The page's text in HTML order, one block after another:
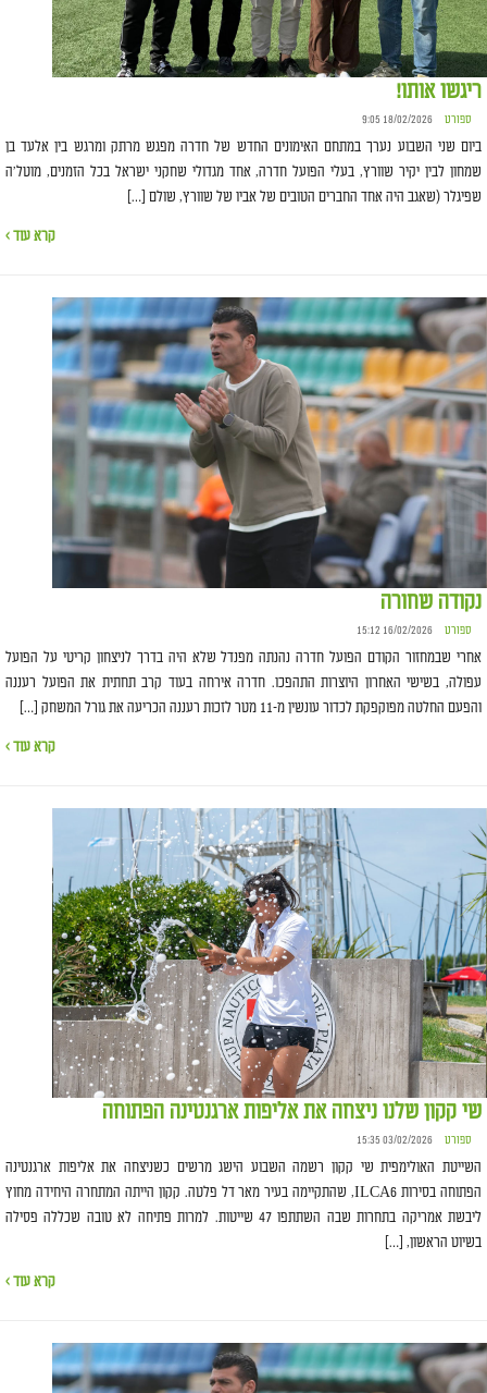
ריגשו אותו!
ספורט 18/02/2026 9:05
ביום שני השבוע נערך במתחם האימונים החדש של חדרה מפגש מרתק ומרגש בין אלעד בן
שמחון לבין יקיר שוורץ, בעלי הפועל חדרה, אחד מגדולי שחקני ישראל בכל הזמנים, מוטל'ה
שפיגלר (שאגב היה אחד החברים הטובים של אביו של שוורץ, שולם […]
קרא עוד ›
נקודה שחורה
ספורט 16/02/2026 15:12
אחרי שבמחזור הקודם הפועל חדרה נהנתה מפנדל שלא היה בדרך לניצחון קריטי על הפועל
עפולה, בשישי האחרון היוצרות התהפכו. חדרה אירחה בעוד קרב תחתית את הפועל רעננה
והפעם החלטה מפוקפקת לכדור עונשין מ-11 מטר לזכות רעננה הכריעה את גורל המשחק […]
קרא עוד ›
שי קקון שלנו ניצחה את אליפות ארגנטינה הפתוחה
ספורט 03/02/2026 15:35
השייטת האולימפית שי קקון רשמה השבוע הישג מרשים כשניצחה את אליפות ארגנטינה
הפתוחה בסירות ILCA6, שהתקיימה בעיר מאר דל פלטה. קקון הייתה המתחרה היחידה מחוץ
ליבשת אמריקה בתחרות שבה השתתפו 47 שייטות. למרות פתיחה לא טובה שכללה פסילה
בשיוט הראשון, […]
קרא עוד ›